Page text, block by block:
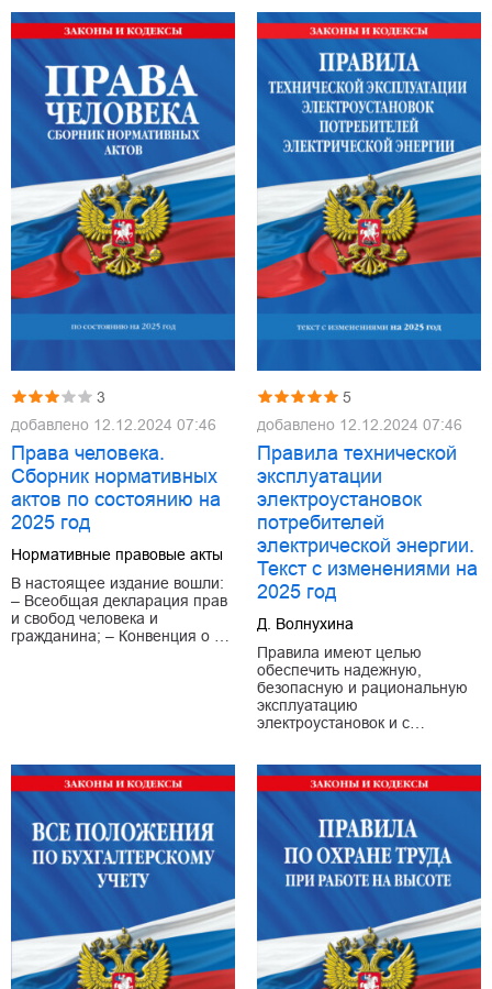
3
добавлено 12.12.2024 07:46
Права человека.
Сборник нормативных
актов по состоянию на
2025 год
Нормативные правовые акты
В настоящее издание вошли:
– Всеобщая декларация прав
и свобод человека и
гражданина; – Конвенция о …
5
добавлено 12.12.2024 07:46
Правила технической
эксплуатации
электроустановок
потребителей
электрической энергии.
Текст с изменениями на
2025 год
Д. Волнухина
Правила имеют целью
обеспечить надежную,
безопасную и рациональную
эксплуатацию
электроустановок и с…